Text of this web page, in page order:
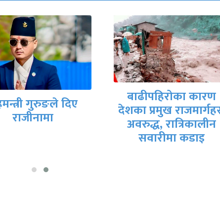
कारण
प्रमुख राजमार्गहरू
अवरुद्ध, रात्रिकालीन
मिटरब्याजपीडित र
सरकारी वार्ता टोलीबीच
आजै सम्झौतापत्रमा
हस्ताक्षर हुने तयारी